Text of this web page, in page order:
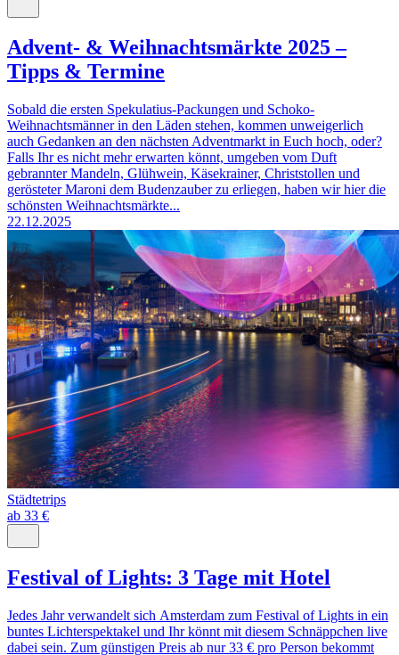
Advent- & Weihnachtsmärkte 2025 –
Tipps & Termine
Sobald die ersten Spekulatius-Packungen und Schoko-
Weihnachtsmänner in den Läden stehen, kommen unweigerlich
auch Gedanken an den nächsten Adventmarkt in Euch hoch, oder?
Falls Ihr es nicht mehr erwarten könnt, umgeben vom Duft
gebrannter Mandeln, Glühwein, Käsekrainer, Christstollen und
gerösteter Maroni dem Budenzauber zu erliegen, haben wir hier die
schönsten Weihnachtsmärkte...
22.12.2025
Städtetrips
ab 33 €
Festival of Lights: 3 Tage mit Hotel
Jedes Jahr verwandelt sich Amsterdam zum Festival of Lights in ein
buntes Lichterspektakel und Ihr könnt mit diesem Schnäppchen live
dabei sein. Zum günstigen Preis ab nur 33 € pro Person bekommt